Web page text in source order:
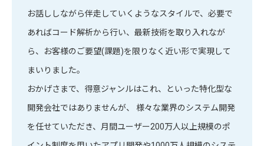
お話ししながら伴走していくようなスタイルで、必要で
あればコード解析から行い、最新技術を取り入れなが
ら、お客様のご要望(課題)を限りなく近い形で実現して
まいりました。
おかげさまで、得意ジャンルはこれ、といった特化型な
開発会社ではありませんが、 様々な業界のシステム開発
を任せていただき、月間ユーザー200万人以上規模のポ